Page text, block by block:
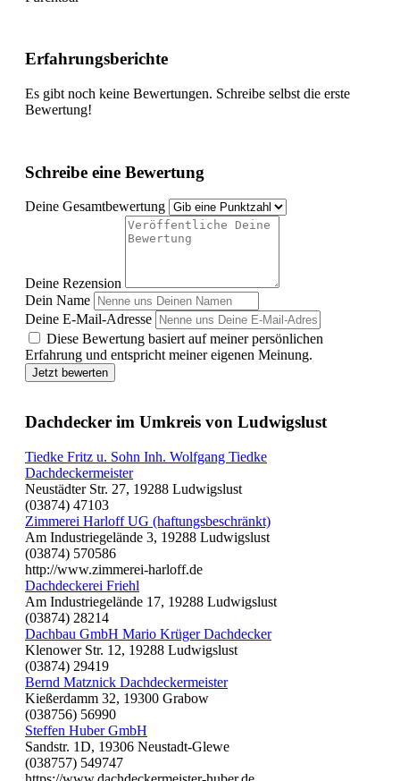
Erfahrungsberichte
Es gibt noch keine Bewertungen. Schreibe selbst die erste
Bewertung!
Schreibe eine Bewertung
Deine Gesamtbewertung
Deine Rezension
Dein Name
Deine E-Mail-Adresse
Diese Bewertung basiert auf meiner persönlichen
Erfahrung und entspricht meiner eigenen Meinung.
Jetzt bewerten
Dachdecker im Umkreis von Ludwigslust
Tiedke Fritz u. Sohn Inh. Wolfgang Tiedke
Dachdeckermeister
Neustädter Str. 27, 19288 Ludwigslust
(03874) 47103
Zimmerei Harloff UG (haftungsbeschränkt)
Am Industriegelände 3, 19288 Ludwigslust
(03874) 570586
http://www.zimmerei-harloff.de
Dachdeckerei Friehl
Am Industriegelände 17, 19288 Ludwigslust
(03874) 28214
Dachbau GmbH Mario Krüger Dachdecker
Klenower Str. 12, 19288 Ludwigslust
(03874) 29419
Bernd Matznick Dachdeckermeister
Kießerdamm 32, 19300 Grabow
(038756) 56990
Steffen Huber GmbH
Sandstr. 1D, 19306 Neustadt-Glewe
(038757) 549747